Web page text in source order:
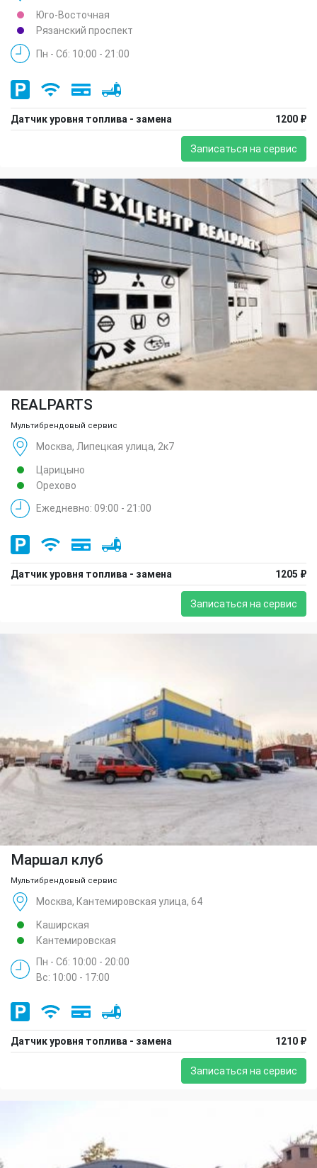
Юго-Восточная
Рязанский проспект
Пн - Сб: 10:00 - 21:00
Датчик уровня топлива - замена 1200 ₽
Записаться на сервис
REALPARTS
Мультибрендовый сервис
Москва, Липецкая улица, 2к7
Царицыно
Орехово
Ежедневно: 09:00 - 21:00
Датчик уровня топлива - замена 1205 ₽
Записаться на сервис
Маршал клуб
Мультибрендовый сервис
Москва, Кантемировская улица, 64
Каширская
Кантемировская
Пн - Сб: 10:00 - 20:00
Вс: 10:00 - 17:00
Датчик уровня топлива - замена 1210 ₽
Записаться на сервис